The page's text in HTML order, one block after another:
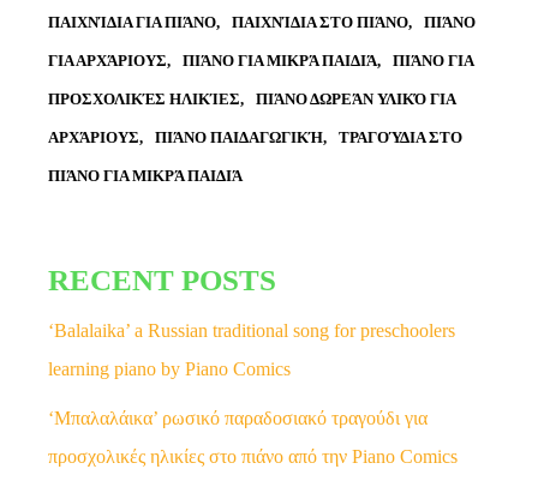
ΠΑΙΧΝΊΔΙΑ ΓΙΑ ΠΙΆΝΟ ΠΑΙΧΝΊΔΙΑ ΣΤΟ ΠΙΆΝΟ ΠΙΆΝΟ
ΓΙΑ ΑΡΧΆΡΙΟΥΣ ΠΙΆΝΟ ΓΙΑ ΜΙΚΡΆ ΠΑΙΔΙΆ ΠΙΆΝΟ ΓΙΑ
ΠΡΟΣΧΟΛΙΚΈΣ ΗΛΙΚΊΕΣ ΠΙΆΝΟ ΔΩΡΕΆΝ ΥΛΙΚΌ ΓΙΑ
ΑΡΧΆΡΙΟΥΣ ΠΙΆΝΟ ΠΑΙΔΑΓΩΓΙΚΉ ΤΡΑΓΟΎΔΙΑ ΣΤΟ
ΠΙΆΝΟ ΓΙΑ ΜΙΚΡΆ ΠΑΙΔΙΆ
RECENT POSTS
‘Balalaika’ a Russian traditional song for preschoolers
learning piano by Piano Comics
‘Μπαλαλάικα’ ρωσικό παραδοσιακό τραγούδι για
προσχολικές ηλικίες στο πιάνο από την Piano Comics